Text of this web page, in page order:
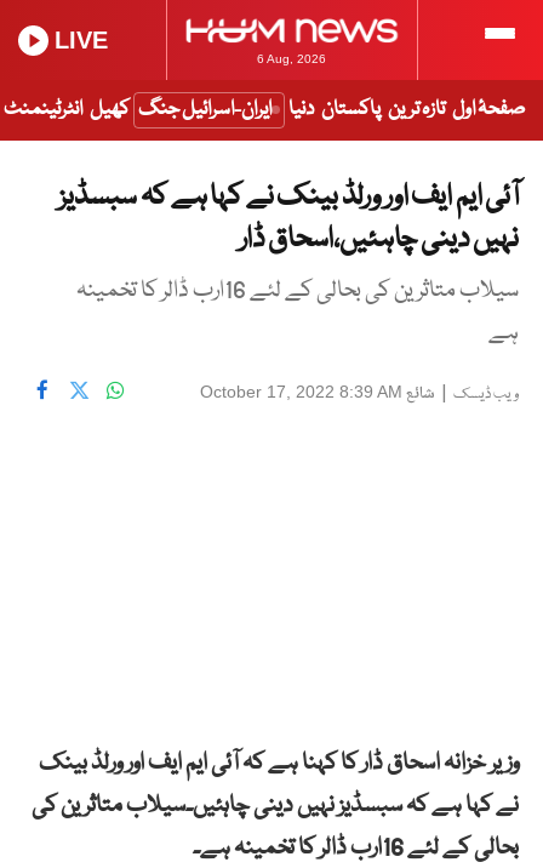
6 Aug, 2026
LIVE
صفحۂ اول تازہ ترین پاکستان دنیا ایران-اسرائیل جنگ کھیل انٹرٹینمنٹ
آئی ایم ایف اور ورلڈ بینک نے کہا ہے کہ سبسڈیز
نہیں دینی چاہئیں،اسحاق ڈار
سیلاب متاثرین کی بحالی کے لئے 16ارب ڈالر کا تخمینہ
ہے
ویب ڈیسک | شائع October 17, 2022 8:39 AM
وزیر خزانہ اسحاق ڈار کا کہنا ہے کہ آئی ایم ایف اور ورلڈ بینک
نے کہا ہے کہ سبسڈیز نہیں دینی چاہئیں۔سیلاب متاثرین کی
بحالی کے لئے 16ارب ڈالر کا تخمینہ ہے۔